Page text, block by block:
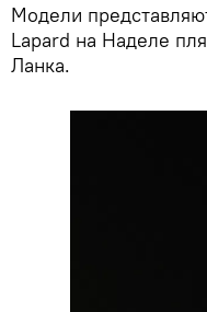
Модели
Lapard на Наделе
Ланка.